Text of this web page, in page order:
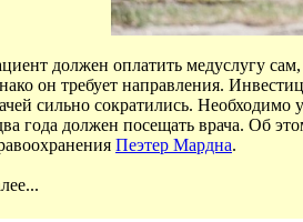
должен оплатить медуслугу
он требует направления.
сильно сократились.
года должен посещать врача. Об
Пеэтер Мардна.